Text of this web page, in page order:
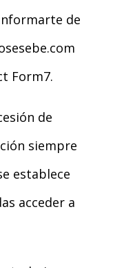
de
Form7.
de
siempre
establece
acceder a